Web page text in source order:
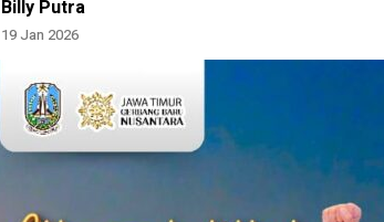
Billy Putra
19 Jan 2026